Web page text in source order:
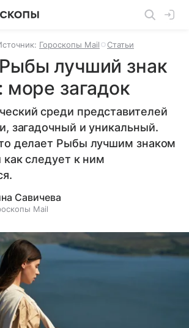
Гороскопы Mail Статьи
лучший знак
море загадок
среди представителей
загадочный и уникальный.
делает Рыбы лучшим знаком
как следует к ним
Савичева
Mail